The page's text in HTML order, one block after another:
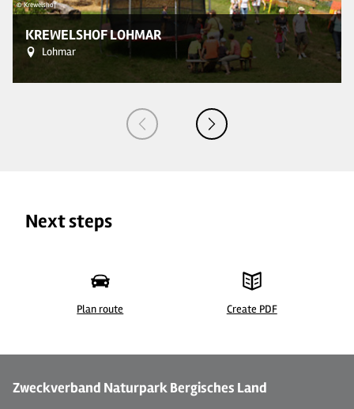
© Krewelshof
KREWELSHOF LOHMAR
Lohmar
Next steps
Plan route Create PDF
Zweckverband Naturpark Bergisches Land